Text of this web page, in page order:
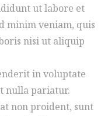
ut labore et
minim veniam, quis
nisi ut aliquip
in voluptate
nulla pariatur.
non proident, sunt